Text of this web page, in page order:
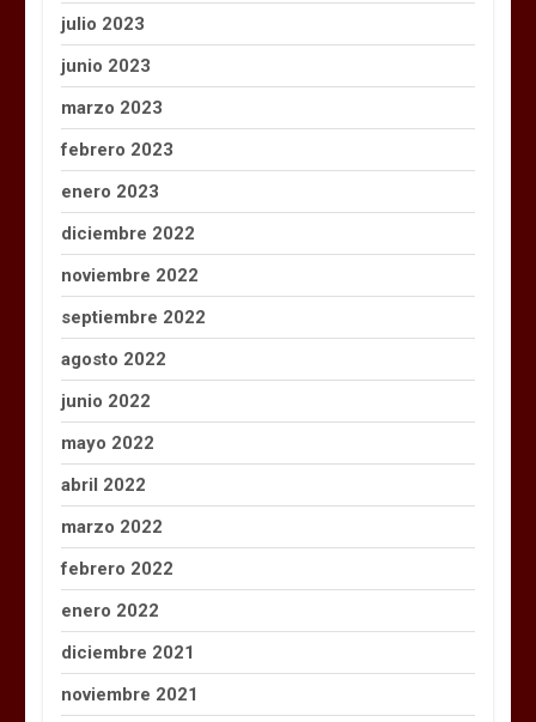
julio 2023
junio 2023
marzo 2023
febrero 2023
enero 2023
diciembre 2022
noviembre 2022
septiembre 2022
agosto 2022
junio 2022
mayo 2022
abril 2022
marzo 2022
febrero 2022
enero 2022
diciembre 2021
noviembre 2021